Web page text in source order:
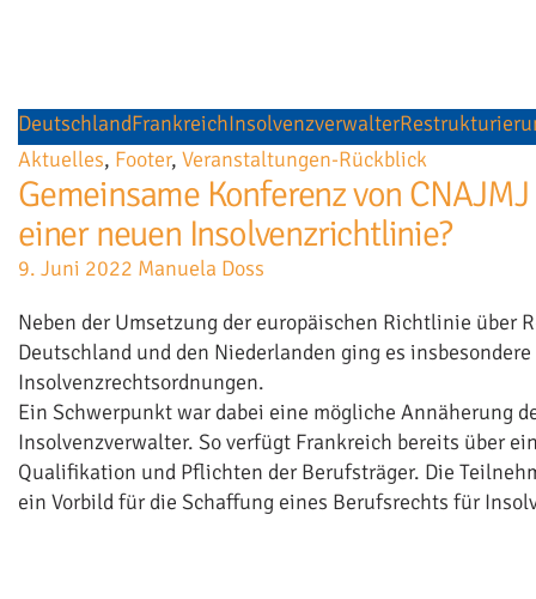
DeutschlandFrankreichInsolvenzverwalter
Aktuelles, Footer, Veranstaltungen-Rückblick
Gemeinsame Konferenz von
einer neuen Insolvenzrichtlinie?
9. Juni 2022 Manuela Doss
Neben der Umsetzung der europäischen Richtlinie über
Deutschland und den Niederlanden ging es
Insolvenzrechtsordnungen.
Ein Schwerpunkt war dabei eine mögliche Annäherung
Insolvenzverwalter. So verfügt Frankreich bereits über
Qualifikation und Pflichten der Berufsträger. Die
ein Vorbild für die Schaffung eines Berufsrechts für